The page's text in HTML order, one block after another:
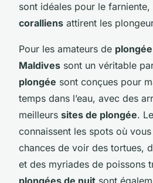
sont idéales pour le
coralliens attirent les
Pour les amateurs de
Maldives sont un véritable
plongée sont conçues pour
temps dans l’eau, avec des
meilleurs sites de plongée.
connaissent les spots où
chances de voir des tortues,
et des myriades de poissons
plongées de nuit sont